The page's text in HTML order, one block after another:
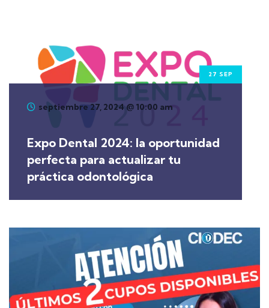
27 SEP
septiembre 27, 2024 @ 10:00 am
Expo Dental 2024: la oportunidad
perfecta para actualizar tu
práctica odontológica